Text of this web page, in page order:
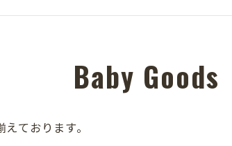
Baby Goods
ております。